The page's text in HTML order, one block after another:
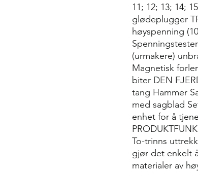
11; 12; 13; 14;
glødeplugger
høyspenning
(urmakere)
Magnetisk
biter DEN
tang Hammer
med sagblad
enhet for å
To-trinns
gjør det enkelt
materialer av